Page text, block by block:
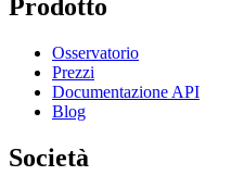
Prodotto
Osservatorio
Prezzi
Documentazione API
Blog
Società